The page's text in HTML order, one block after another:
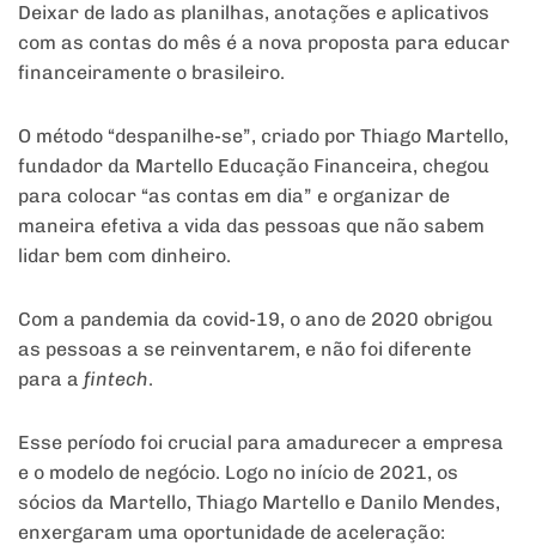
Deixar de lado as planilhas, anotações e aplicativos
com as contas do mês é a nova proposta para educar
financeiramente o brasileiro.
O método “despanilhe-se”, criado por Thiago Martello,
fundador da Martello Educação Financeira, chegou
para colocar “as contas em dia” e organizar de
maneira efetiva a vida das pessoas que não sabem
lidar bem com dinheiro.
Com a pandemia da covid-19, o ano de 2020 obrigou
as pessoas a se reinventarem, e não foi diferente
para a fintech.
Esse período foi crucial para amadurecer a empresa
e o modelo de negócio. Logo no início de 2021, os
sócios da Martello, Thiago Martello e Danilo Mendes,
enxergaram uma oportunidade de aceleração: